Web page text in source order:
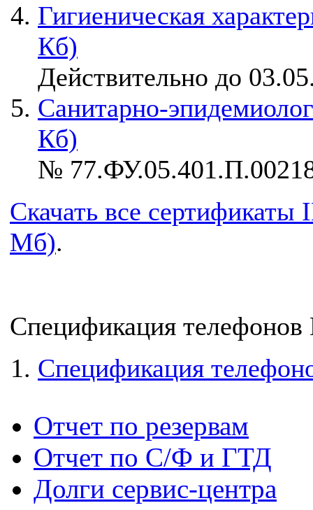
Гигиеническая
Кб)
Действительно до
Санитарно-
Кб)
№
Скачать все
Мб).
Спецификация телефонов
Спецификация
Отчет по резервам
Отчет по С/Ф и ГТД
Долги сервис-центра